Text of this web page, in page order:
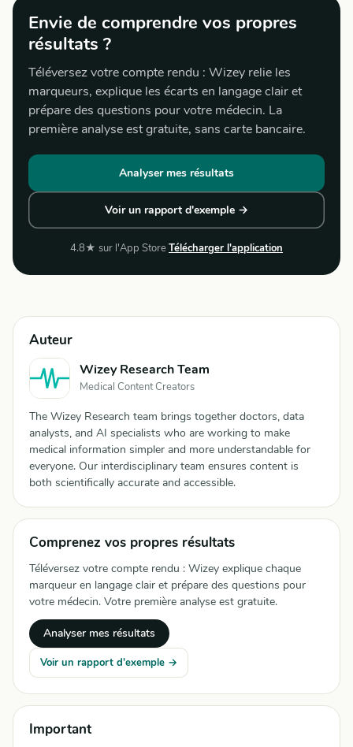
Envie de comprendre vos propres
résultats ?
Téléversez votre compte rendu : Wizey relie les
marqueurs, explique les écarts en langage clair et
prépare des questions pour votre médecin. La
première analyse est gratuite, sans carte bancaire.
Analyser mes résultats
Voir un rapport d'exemple →
4.8★ sur l'App StoreTélécharger l'application
Auteur
Wizey Research Team
Medical Content Creators
The Wizey Research team brings together doctors, data
analysts, and AI specialists who are working to make
medical information simpler and more understandable for
everyone. Our interdisciplinary team ensures content is
both scientifically accurate and accessible.
Comprenez vos propres résultats
Téléversez votre compte rendu : Wizey explique chaque
marqueur en langage clair et prépare des questions pour
votre médecin. Votre première analyse est gratuite.
Analyser mes résultats
Voir un rapport d'exemple →
Important